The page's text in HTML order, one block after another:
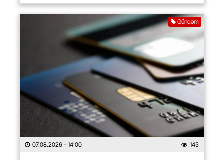
Gündəm
07.08.2026 - 14:00 145